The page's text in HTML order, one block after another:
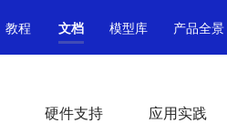
教程 文档 模型库 产品全景
硬件支持 应用实践